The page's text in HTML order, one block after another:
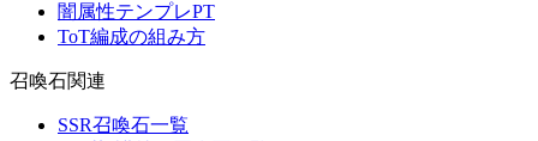
闇属性テンプレPT
ToT編成の組み方
召喚石関連
SSR召喚石一覧